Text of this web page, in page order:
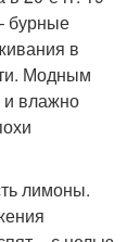
бурные
в
Модным
и влажно
лимоны.